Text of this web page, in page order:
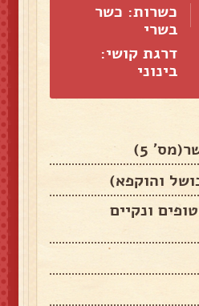
כשרות: כשר
בשרי
דרגת קושי:
בינוני
ונקיים